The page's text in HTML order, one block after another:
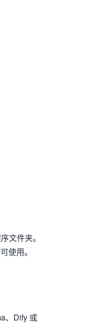
文件夹。
使用。
、Dify 或